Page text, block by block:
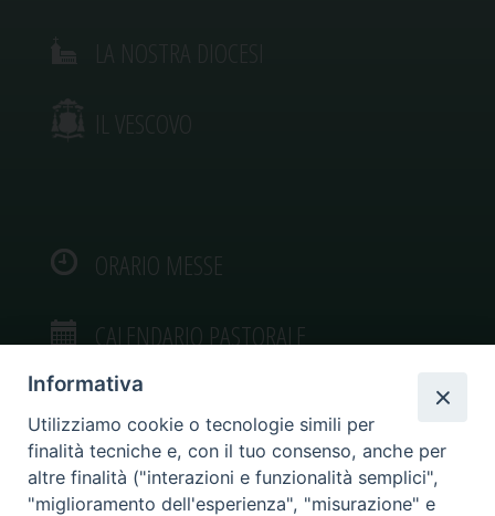
IL VESCOVO
ORARIO MESSE
CALENDARIO PASTORALE
VIDEOGALLERY
Informativa
Utilizziamo cookie o tecnologie simili per
finalità tecniche e, con il tuo consenso, anche per
altre finalità ("interazioni e funzionalità semplici",
"miglioramento dell'esperienza", "misurazione" e